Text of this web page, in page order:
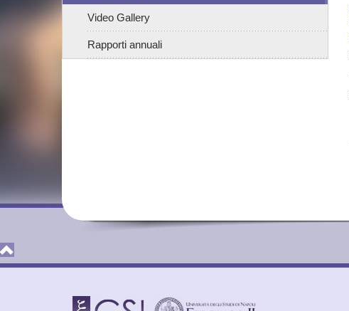
Video Gallery
Rapporti annuali